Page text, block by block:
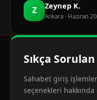
Z Zeynep K.
Ankara · Haziran
Sıkça
Sahabet giriş
seçenekleri